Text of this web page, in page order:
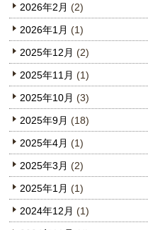
2026年2月 (2)
2026年1月 (1)
2025年12月 (2)
2025年11月 (1)
2025年10月 (3)
2025年9月 (18)
2025年4月 (1)
2025年3月 (2)
2025年1月 (1)
2024年12月 (1)